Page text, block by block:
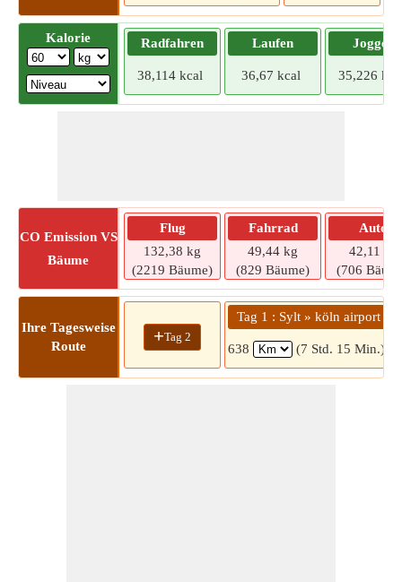
Kalorie Radfahren
38,114 kcal
Laufen
36,67 kcal
Joggen
35,226
CO Emission VS
Bäume
Flug
132,38 kg
(2219 Bäume)
Fahrrad
49,44 kg
(829 Bäume)
Auto
42,11 kg
(706
Ihre Tagesweise
Route
+Tag 2
Tag 1 : Sylt » köln airport
638 (7 Std. 15 Min.)